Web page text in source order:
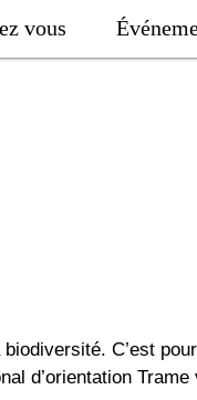
vous
C’est
d’orientation Trame